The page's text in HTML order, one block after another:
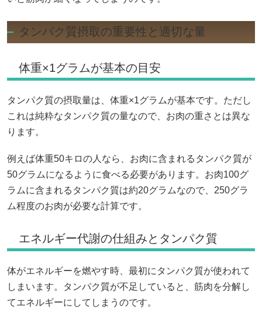
タンパク質摂取の重要性と適切な量
体重×1グラムが基本の目安
タンパク質の摂取量は、体重×1グラムが基本です。ただし
これは純粋なタンパク質の量なので、お肉の重さとは異な
ります。
例えば体重50キロの人なら、お肉に含まれるタンパク質が
50グラムになるように食べる必要があります。お肉100グ
ラムに含まれるタンパク質は約20グラムなので、250グラ
ム程度のお肉が必要な計算です。
エネルギー代謝の仕組みとタンパク質
体がエネルギーを燃やす時、最初にタンパク質が使われて
しまいます。タンパク質が不足していると、筋肉を分解し
てエネルギーにしてしまうのです。